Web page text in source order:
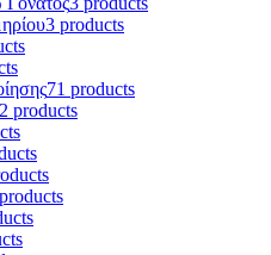
3 products
71 products
2 products